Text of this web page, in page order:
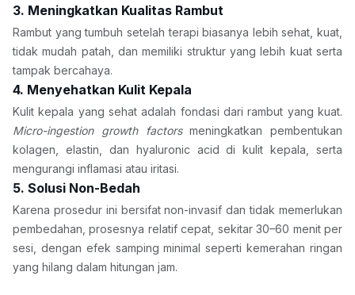
3. Meningkatkan Kualitas Rambut
Rambut yang tumbuh setelah terapi biasanya lebih sehat, kuat,
tidak mudah patah, dan memiliki struktur yang lebih kuat serta
tampak bercahaya.
4. Menyehatkan Kulit Kepala
Micro-ingestion growth factors meningkatkan pembentukan
kolagen, elastin, dan hyaluronic acid di kulit kepala, serta
mengurangi inflamasi atau iritasi.
5. Solusi Non-Bedah
Karena prosedur ini bersifat non-invasif dan tidak memerlukan
pembedahan, prosesnya relatif cepat, sekitar 30–60 menit per
sesi, dengan efek samping minimal seperti kemerahan ringan
yang hilang dalam hitungan jam.